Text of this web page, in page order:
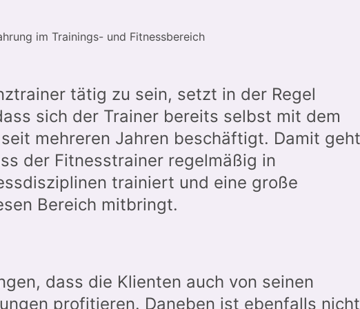
im Trainings- und Fitnessbereich
tätig zu sein, setzt in der Regel
sich der Trainer bereits selbst mit dem
mehreren Jahren beschäftigt. Damit geht
der Fitnesstrainer regelmäßig in
trainiert und eine große
Bereich mitbringt.
dass die Klienten auch von seinen
profitieren. Daneben ist ebenfalls